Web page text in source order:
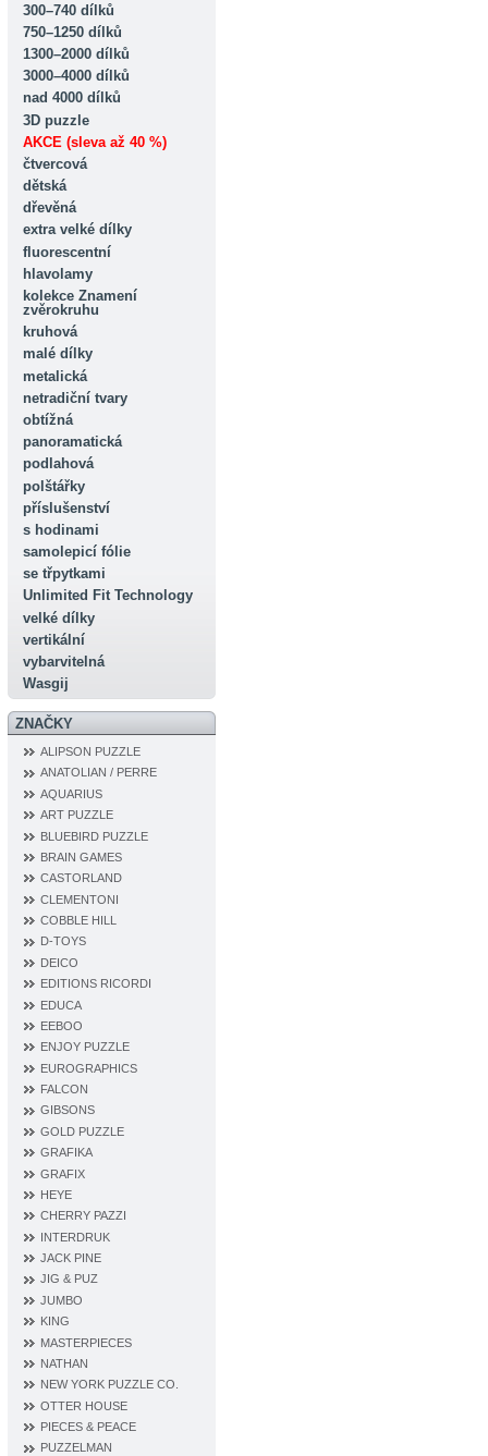
300–740 dílků
750–1250 dílků
1300–2000 dílků
3000–4000 dílků
nad 4000 dílků
3D puzzle
AKCE (sleva až 40 %)
čtvercová
dětská
dřevěná
extra velké dílky
fluorescentní
hlavolamy
kolekce Znamení
zvěrokruhu
kruhová
malé dílky
metalická
netradiční tvary
obtížná
panoramatická
podlahová
polštářky
příslušenství
s hodinami
samolepicí fólie
se třpytkami
Unlimited Fit Technology
velké dílky
vertikální
vybarvitelná
Wasgij
ZNAČKY
ALIPSON PUZZLE
ANATOLIAN / PERRE
AQUARIUS
ART PUZZLE
BLUEBIRD PUZZLE
BRAIN GAMES
CASTORLAND
CLEMENTONI
COBBLE HILL
D‐TOYS
DEICO
EDITIONS RICORDI
EDUCA
EEBOO
ENJOY PUZZLE
EUROGRAPHICS
FALCON
GIBSONS
GOLD PUZZLE
GRAFIKA
GRAFIX
HEYE
CHERRY PAZZI
INTERDRUK
JACK PINE
JIG & PUZ
JUMBO
KING
MASTERPIECES
NATHAN
NEW YORK PUZZLE CO.
OTTER HOUSE
PIECES & PEACE
PUZZELMAN